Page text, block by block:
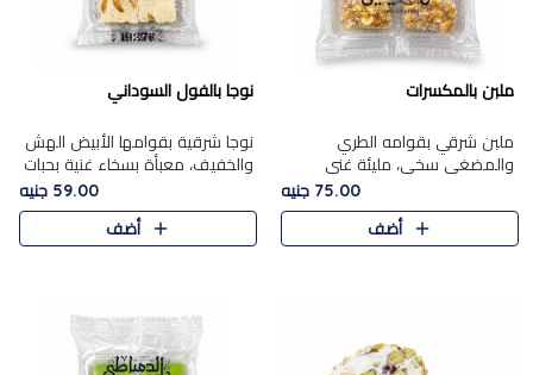
ملبن بالمكسرات
ملبن شرقي بقوامه الطري
والمضغي سخي، مليئة غني
بتشكيلة فاخرة من المكسرات
مشكلة المختارة التي تقدم تضيف
قرمشة مميزة مرضية ونكهة
75.00 جنيه
أضف
نوجا بالفول السوداني
نوجا شرقية بقوامها الأبيض الهش
والخفيف، معبأة بسخاء غنية بحبات
الفول السوداني المحمص التي
يقدم تضيف قرمشة مميزة مرضية
وتوازنًا رائعًا مع حلا..
59.00 جنيه
أضف